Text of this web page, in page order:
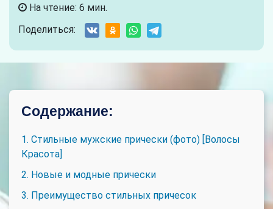
На чтение: 6 мин.
Поделиться:
Содержание:
1. Стильные мужские прически (фото) [Волосы
Красота]
2. Новые и модные прически
3. Преимущество стильных причесок